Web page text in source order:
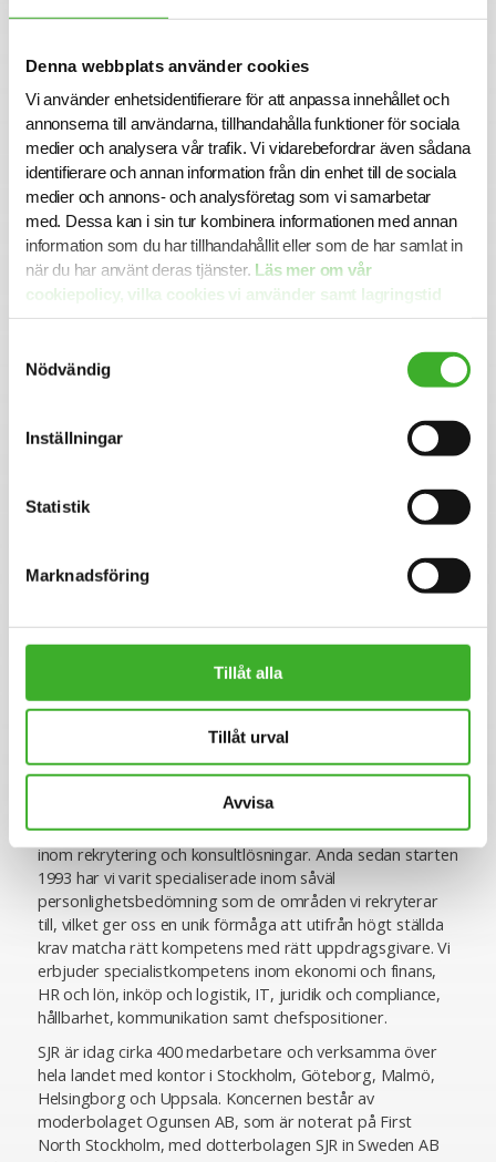
Denna webbplats använder cookies
Vi använder enhetsidentifierare för att anpassa innehållet och
annonserna till användarna, tillhandahålla funktioner för sociala
medier och analysera vår trafik. Vi vidarebefordrar även sådana
identifierare och annan information från din enhet till de sociala
medier och annons- och analysföretag som vi samarbetar
med. Dessa kan i sin tur kombinera informationen med annan
information som du har tillhandahållit eller som de har samlat in
när du har använt deras tjänster. Läs mer om vår
cookiepolicy, vilka cookies vi använder samt lagringstid
här.
Nödvändig
Inställningar
Statistik
Marknadsföring
Tillåt alla
Tillåt urval
Avvisa
Vi är en väletablerad verksamhet med en unik och modern
Våra duktiga medarbetare, med hög kompetens och lång
erfarenhet, ger våra kunder unika möjligheter att utveckla
sina affärer genom smart, välriktad och effektiv
kommunikation.
Läs mer om företaget
Ansökan
Är du redo för nästa steg i din karriär?
I denna rekrytering har Parajett valt att samarbeta med
SJR.
ansvarig rekryteringskonsult
Annie Höjman på annie.hojman@sjr.se.
med att skicka in din ansökan. Alla ansökningar och
kontakter hanteras konfidentiellt.
Notera att vi inte tar emot ansökningshandlingar via e-
post.
att välkomna dig som en viktig del av vårt framgångsrika
SJR är ett av Sveriges ledande och mest erfarna bolag
inom rekrytering och konsultlösningar. Ända sedan starten
1993 har vi varit specialiserade inom såväl
personlighetsbedömning som de områden vi rekryterar
till, vilket ger oss en unik förmåga att utifrån högt ställda
krav matcha rätt kompetens med rätt uppdragsgivare. Vi
erbjuder specialistkompetens inom ekonomi och finans,
HR och lön, inköp och logistik, IT, juridik och compliance,
hållbarhet, kommunikation samt chefspositioner.
SJR är idag cirka 400 medarbetare och verksamma över
hela landet med kontor i Stockholm, Göteborg, Malmö,
Helsingborg och Uppsala. Koncernen består av
moderbolaget Ogunsen AB, som är noterat på First
North Stockholm, med dotterbolagen SJR in Sweden AB